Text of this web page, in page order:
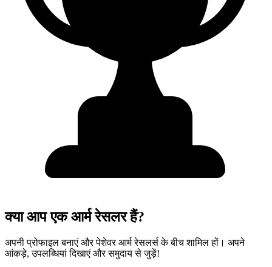
क्या आप एक आर्म रेसलर हैं?
अपनी प्रोफाइल बनाएं और पेशेवर आर्म रेसलर्स के बीच शामिल हों। अपने
आंकड़े, उपलब्धियां दिखाएं और समुदाय से जुड़ें!